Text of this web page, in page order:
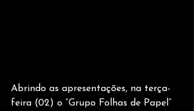
Abrindo as apresentações, na terça-
feira (02) o “Grupo Folhas de Papel”